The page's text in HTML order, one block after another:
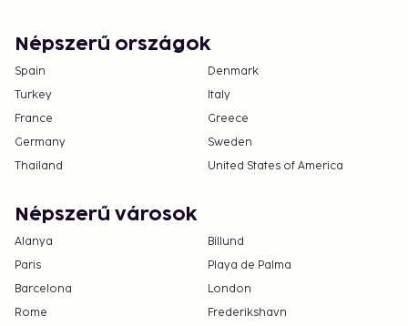
Népszerű országok
Spain
Denmark
Turkey
Italy
France
Greece
Germany
Sweden
Thailand
United States of America
Népszerű városok
Alanya
Billund
Paris
Playa de Palma
Barcelona
London
Rome
Frederikshavn